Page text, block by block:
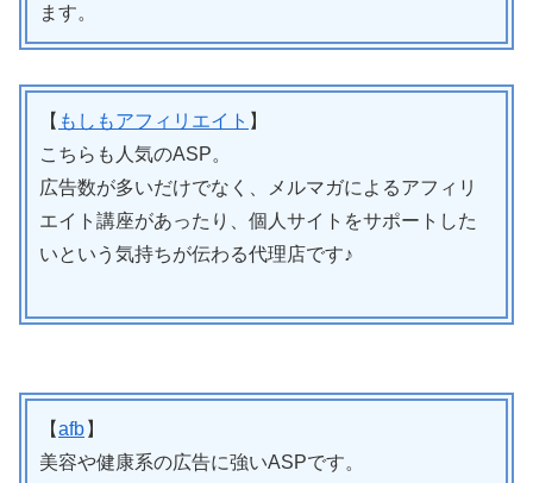
ます。
【 もしもアフィリエイト 】
こちらも人気のASP。
広告数が多いだけでなく、メルマガによるアフィリ
エイト講座があったり、個人サイトをサポートした
いという気持ちが伝わる代理店です♪
【afb 】
美容や健康系の広告に強いASPです。